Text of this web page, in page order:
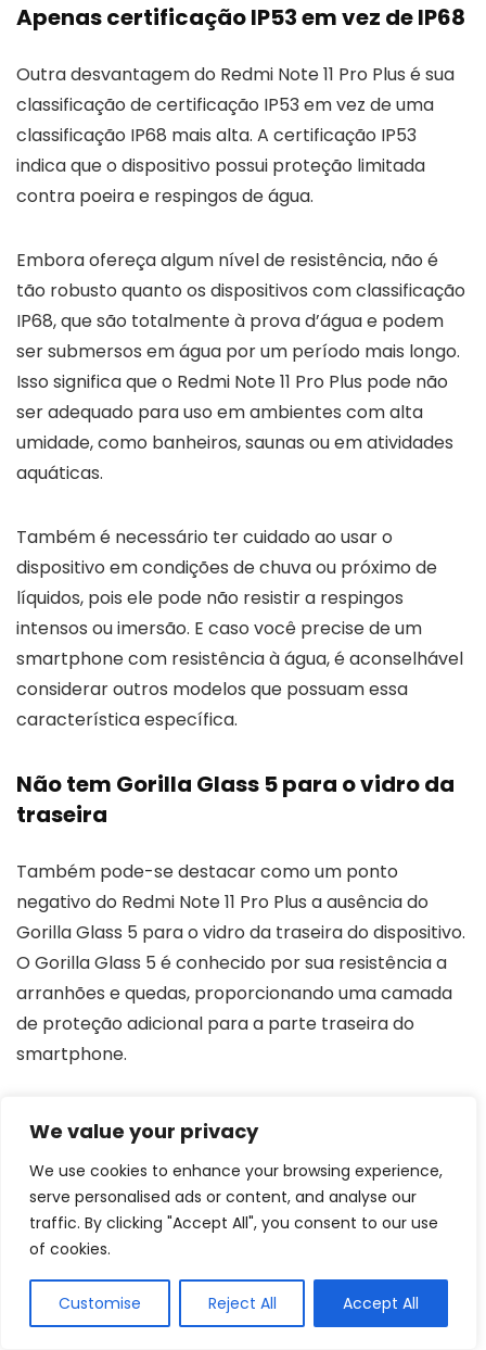
We value your privacy
We use cookies to enhance your browsing experience,
serve personalised ads or content, and analyse our
traffic. By clicking "Accept All", you consent to our use
of cookies.
Customise Reject All Accept All
Apenas certificação IP53 em vez de IP68
Outra desvantagem do Redmi Note 11 Pro Plus é sua
classificação de certificação IP53 em vez de uma
classificação IP68 mais alta. A certificação IP53
indica que o dispositivo possui proteção limitada
contra poeira e respingos de água.
Embora ofereça algum nível de resistência, não é
tão robusto quanto os dispositivos com classificação
IP68, que são totalmente à prova d’água e podem
ser submersos em água por um período mais longo.
Isso significa que o Redmi Note 11 Pro Plus pode não
ser adequado para uso em ambientes com alta
umidade, como banheiros, saunas ou em atividades
aquáticas.
Também é necessário ter cuidado ao usar o
dispositivo em condições de chuva ou próximo de
líquidos, pois ele pode não resistir a respingos
intensos ou imersão. E caso você precise de um
smartphone com resistência à água, é aconselhável
considerar outros modelos que possuam essa
característica específica.
Não tem Gorilla Glass 5 para o vidro da
traseira
Também pode-se destacar como um ponto
negativo do Redmi Note 11 Pro Plus a ausência do
Gorilla Glass 5 para o vidro da traseira do dispositivo.
O Gorilla Glass 5 é conhecido por sua resistência a
arranhões e quedas, proporcionando uma camada
de proteção adicional para a parte traseira do
smartphone.
Note 11 Pro Plus pode ser mais suscetível a arranhões
e danos em comparação com dispositivos que
possuem o Gorilla Glass 5 ou uma versão mais
recente do vidro. Isso significa que os usuários
dispositivo ou considerar a utilização de capas
protetoras para evitar danos indesejados.